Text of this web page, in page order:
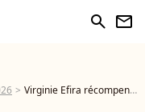
search newsletter
Virginie Efira récompensée au Festival de Cannes 2026, elle s'est adressée à son compagnon Niels Schneider dans son discours